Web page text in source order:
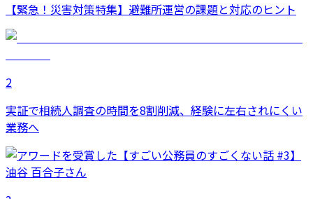
【緊急！災害対策特集】避難所運営の課題と対応のヒント
2
実証で相続人調査の時間を8割削減、経験に左右されにくい
業務へ